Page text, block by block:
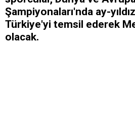
Şampiyonaları'nda ay-
Türkiye'yi temsil ederek
olacak.